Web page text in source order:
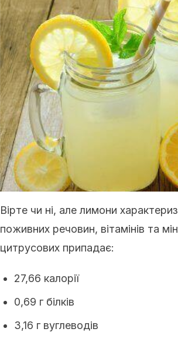
Вірте чи ні, але лимони
поживних речовин, вітамінів та
цитрусових припадає:
27,66 калорії
0,69 г білків
3,16 г вуглеводів